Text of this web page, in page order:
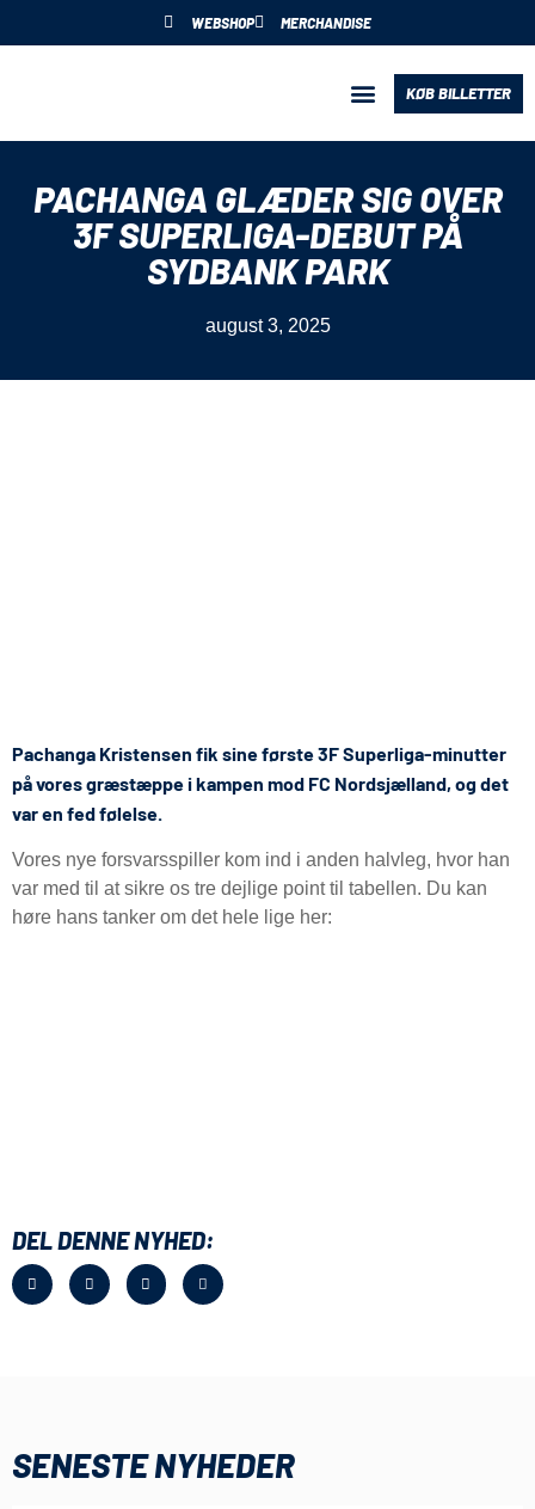
WEBSHOP MERCHANDISE
KØB BILLETTER
PACHANGA GLÆDER SIG OVER
3F SUPERLIGA-DEBUT PÅ
SYDBANK PARK
august 3, 2025
Pachanga Kristensen fik sine første 3F Superliga-minutter
på vores græstæppe i kampen mod FC Nordsjælland, og det
var en fed følelse.
Vores nye forsvarsspiller kom ind i anden halvleg, hvor han
var med til at sikre os tre dejlige point til tabellen. Du kan
høre hans tanker om det hele lige her:
DEL DENNE NYHED:
SENESTE NYHEDER